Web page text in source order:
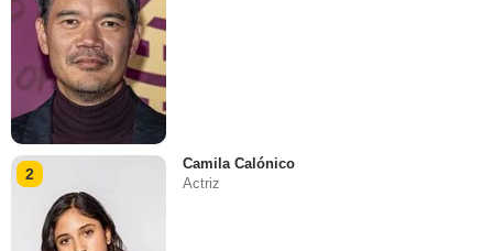
2
Camila Calónico
Actriz